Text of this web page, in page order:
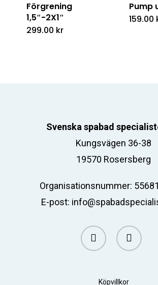
Förgrening
1,5″-2X1″
299.00 kr
Pump
159.00
Svenska spabad
Kungsvägen 36-38
19570 Rosersberg
Organisationsnummer:
E-post:
facebook email
Köpvillkor